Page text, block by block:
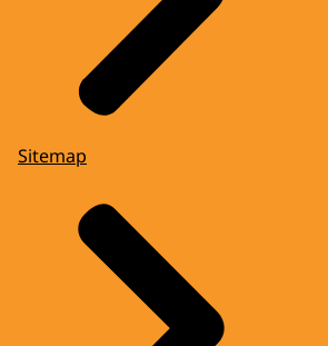
Sitemap